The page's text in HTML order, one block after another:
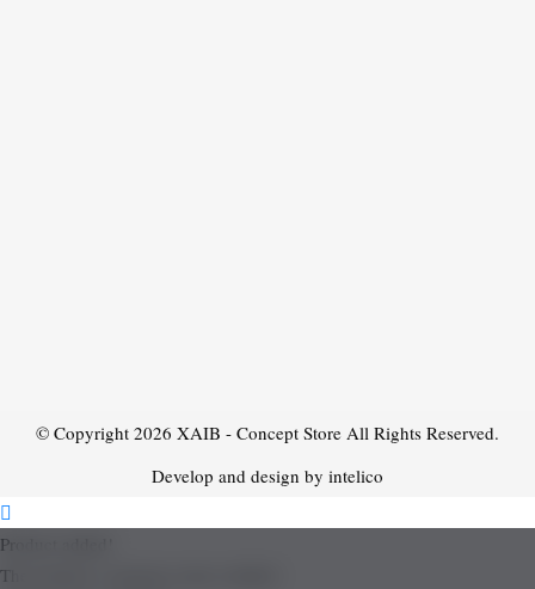
© Copyright 2026 XAIB - Concept Store All Rights Reserved.
Develop and design by intelico
Product added!
The product is already in the wishlist!